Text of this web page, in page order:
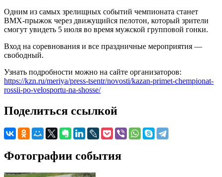
Одним из самых зрелищных событий чемпионата станет
BMX-прыжок через движущийся пелотон, который зрители
смогут увидеть 5 июля во время мужской групповой гонки.
Вход на соревнования и все праздничные мероприятия —
свободный.
Узнать подробности можно на сайте организаторов:
https://kzn.ru/meriya/press-tsentr/novosti/kazan-primet-chempionat-
rossii-po-velosportu-na-shosse/
Поделиться ссылкой
Фотографии события